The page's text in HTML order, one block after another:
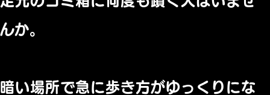
んか。
暗い場所で急に歩き方がゆっくりにな